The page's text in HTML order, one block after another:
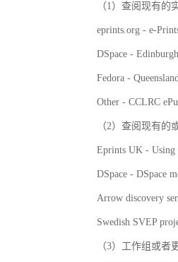
（1）查阅现有的
eprints.org - e-
DSpace -
Fedora -
Other - CCLRC
（2）查阅现有
Eprints UK - Using
DSpace - DSpace
Arrow discovery
Swedish SVEP
（3）工作组或者